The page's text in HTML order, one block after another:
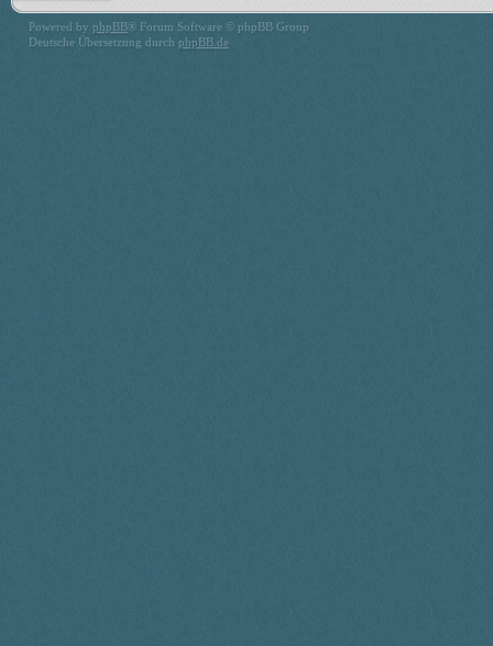
Powered by phpBB® Forum Software © phpBB Group
Deutsche Übersetzung durch phpBB.de